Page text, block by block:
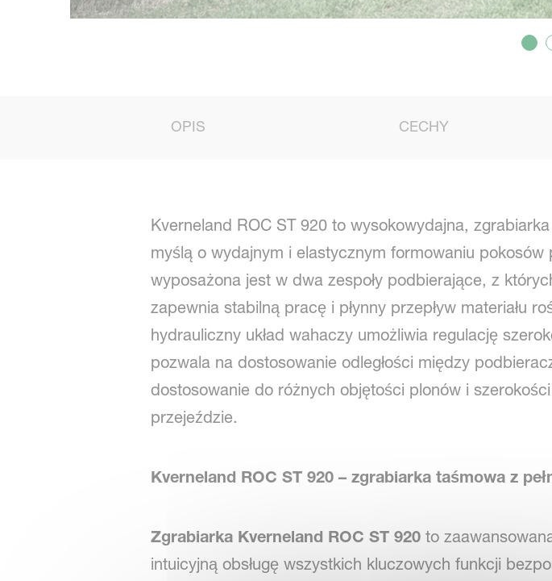
OPIS CECHY
Kverneland ROC ST 920 to wysokowydajna,
myślą o wydajnym i elastycznym formowaniu
wyposażona jest w dwa zespoły podbierające, z
zapewnia stabilną pracę i płynny przepływ materiału
hydrauliczny układ wahaczy umożliwia regulację
pozwala na dostosowanie odległości między
dostosowanie do różnych objętości plonów i
przejeździe.
Kverneland ROC ST 920 – zgrabiarka taśmowa z
Zgrabiarka Kverneland ROC ST 920to
intuicyjną obsługę wszystkich kluczowych funkcji